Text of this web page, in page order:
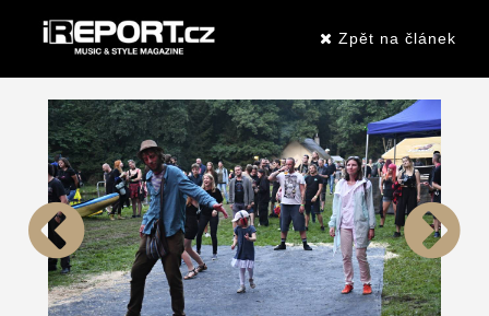
Zpět na článek